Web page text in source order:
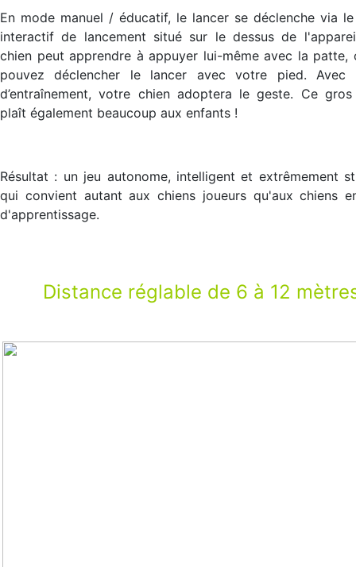
En mode manuel / éducatif, le lancer se déclenche via
interactif de lancement situé sur le dessus de
chien peut apprendre à appuyer lui-même avec la patte,
pouvez déclencher le lancer avec votre pied. Avec
d’entraînement, votre chien adoptera le geste. Ce
plaît également beaucoup aux enfants !
Résultat : un jeu autonome, intelligent et extrêmement
qui convient autant aux chiens joueurs qu'aux chiens
d'apprentissage.
Distance réglable de 6 à 12